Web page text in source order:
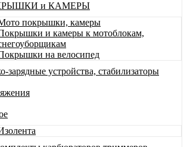
и КАМЕРЫ
покрышки, камеры
и камеры к мотоблокам,
на велосипед
зарядные устройства, стабилизаторы